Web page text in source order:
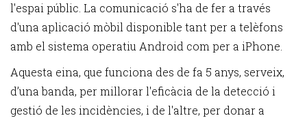
l'espai públic. La comunicació s'ha de fer a través
d'una aplicació mòbil disponible tant per a telèfons
amb el sistema operatiu Android com per a iPhone.
Aquesta eina, que funciona des de fa 5 anys, serveix,
d’una banda, per millorar l'eficàcia de la detecció i
gestió de les incidències, i de l'altre, per donar a